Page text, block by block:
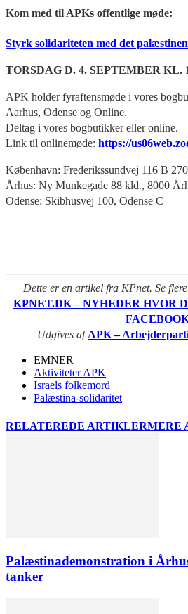
Kom med til APKs offentlige møde:
Styrk solidariteten med det
TORSDAG D. 4. SEPTEMBER KL.
APK holder fyraftensmøde i vores
Aarhus, Odense og Online.
Deltag i vores bogbutikker eller online.
Link til onlinemøde: https://
København: Frederikssundvej 116 B
Århus: Ny Munkegade 88 kld., 8000
Odense: Skibhusvej 100, Odense C
Dette er en artikel fra KPnet. Se
KPNET.DK – NYHEDER HVOR
Udgives afAPK –
EMNER
Aktiviteter APK
Israels folkemord
Palæstina-solidaritet
RELATEREDE ARTIKLERMERE
Palæstinademonstration i
tanker